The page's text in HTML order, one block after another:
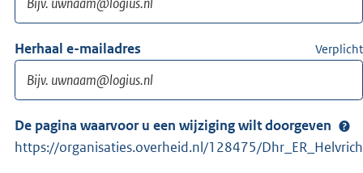
Herhaal e-mailadres Verplicht
De pagina waarvoor u een wijziging wilt doorgeven
https://organisaties.overheid.nl/128475/Dhr_ER_Helvrich